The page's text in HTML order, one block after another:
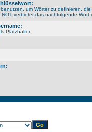
um Wörter zu definieren,
verbietet das nachfolgende Wort
Platzhalter.